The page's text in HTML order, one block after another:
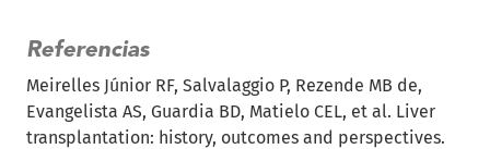
Referencias
Meirelles Júnior RF, Salvalaggio P, Rezende MB de,
Evangelista AS, Guardia BD, Matielo CEL, et al. Liver
transplantation: history, outcomes and perspectives.